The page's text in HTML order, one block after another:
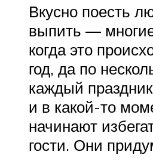
Вкусно поесть
выпить —
когда это
год, да по
каждый
и в какой-то
начинают
гости. Они